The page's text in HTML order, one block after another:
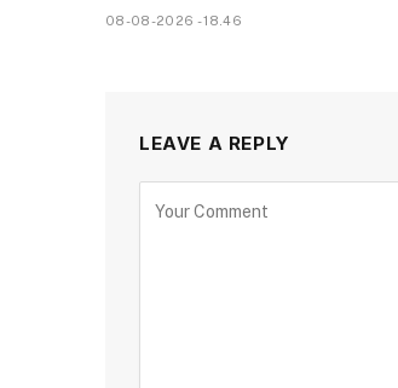
08-08-2026 - 18.46
LEAVE A REPLY